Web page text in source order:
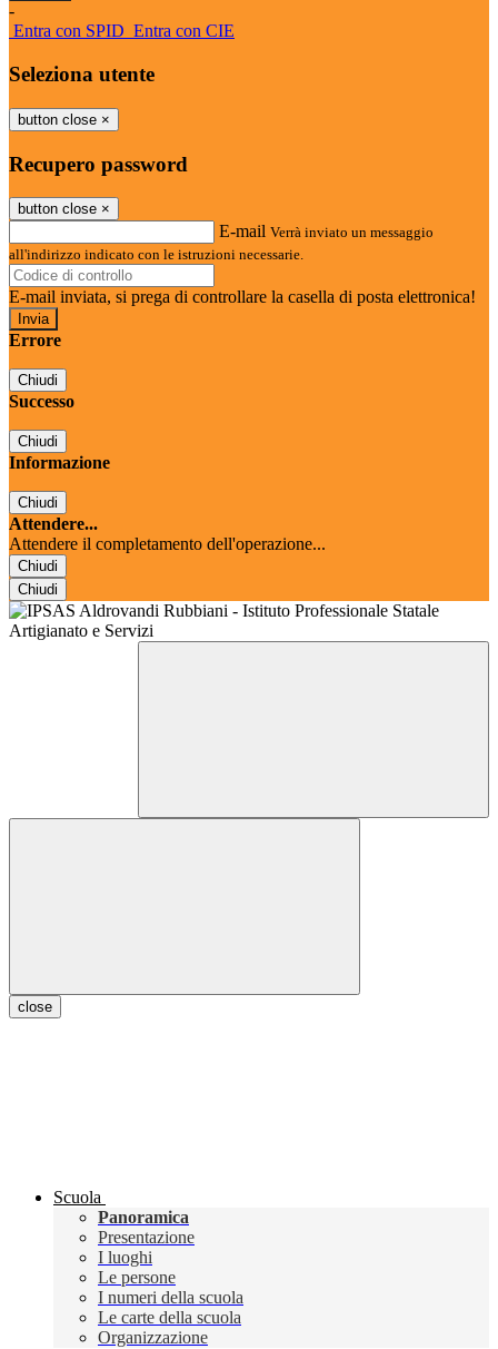
-
Entra con SPID Entra con CIE
Seleziona utente
button close ×
Recupero password
button close ×
E-mail Verrà inviato un messaggio
all'indirizzo indicato con le istruzioni necessarie.
E-mail inviata, si prega di controllare la casella di posta elettronica!
Errore
Chiudi
Successo
Chiudi
Informazione
Chiudi
Attendere...
Attendere il completamento dell'operazione...
Chiudi
Chiudi
close
Scuola
Panoramica
Presentazione
I luoghi
Le persone
I numeri della scuola
Le carte della scuola
Organizzazione